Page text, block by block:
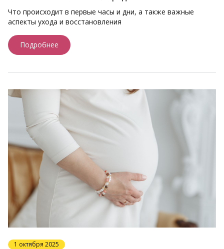
Что происходит в первые часы и дни, а также важные
аспекты ухода и восстановления
Подробнее
1 октября 2025